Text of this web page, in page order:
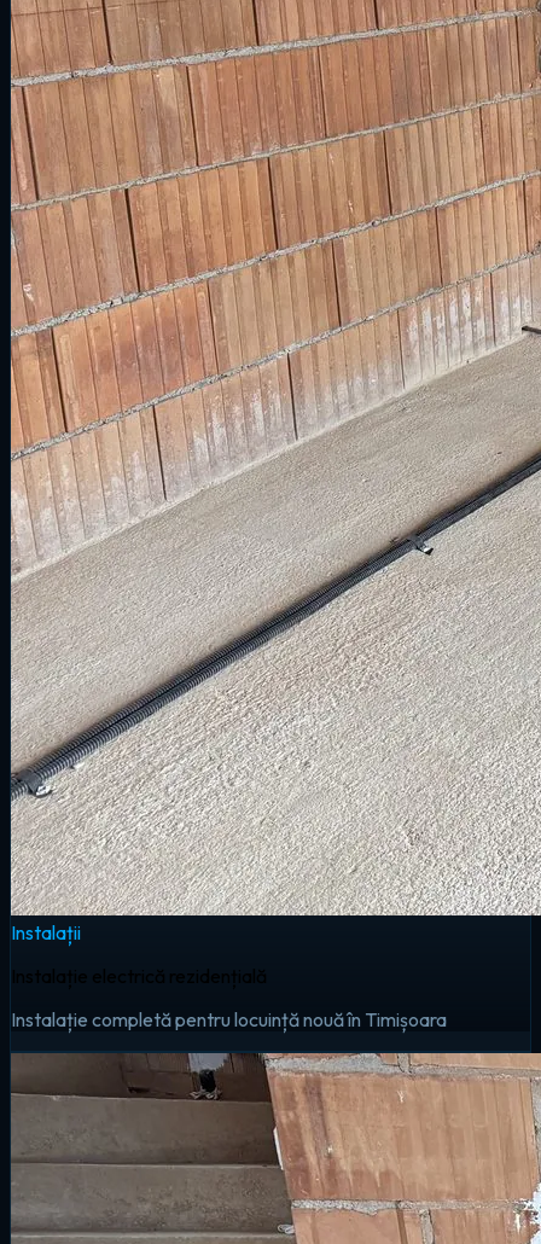
Instalații
Instalație electrică rezidențială
Instalație completă pentru locuință nouă în Timișoara